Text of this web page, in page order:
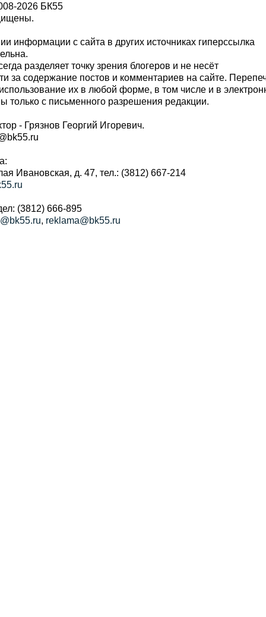
2026 БК55
информации с сайта в других источниках гиперссылка
разделяет точку зрения блогеров и не несёт
за содержание постов и комментариев на сайте.
их в любой форме, в том числе и в
с письменного разрешения редакции.
- Грязнов Георгий Игоревич.
Ивановская, д. 47, тел.: (3812) 667-214
(3812) 666-895
, reklama@bk55.ru